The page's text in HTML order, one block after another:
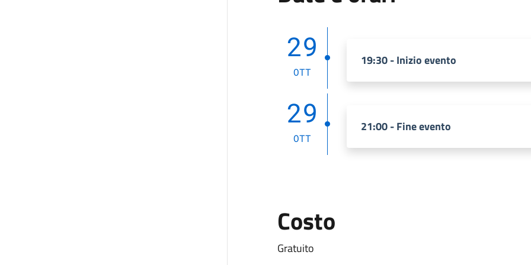
29
OTT
19:30 - Inizio evento
29
OTT
21:00 - Fine evento
Costo
Gratuito